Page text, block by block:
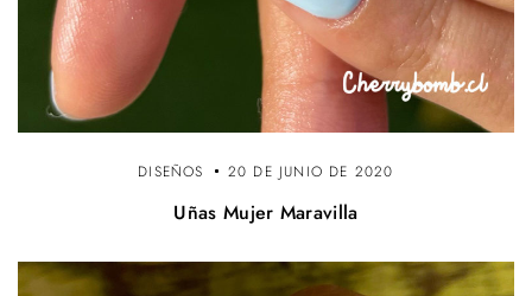
DISEÑOS 20 DE JUNIO DE 2020
Uñas Mujer Maravilla